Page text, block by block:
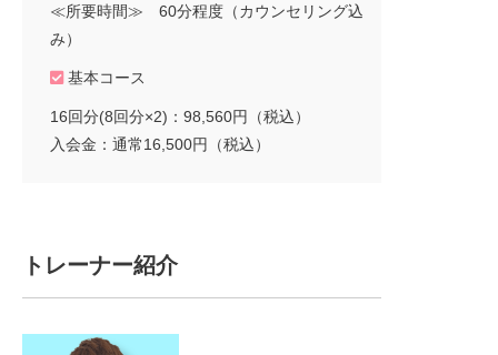
≪所要時間≫ 60分程度（カウンセリング込
み）
基本コース
16回分(8回分×2)：98,560円（税込）
入会金：通常16,500円（税込）
トレーナー紹介